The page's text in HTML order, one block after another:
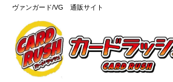
ヴァンガード/VG 通販サイト